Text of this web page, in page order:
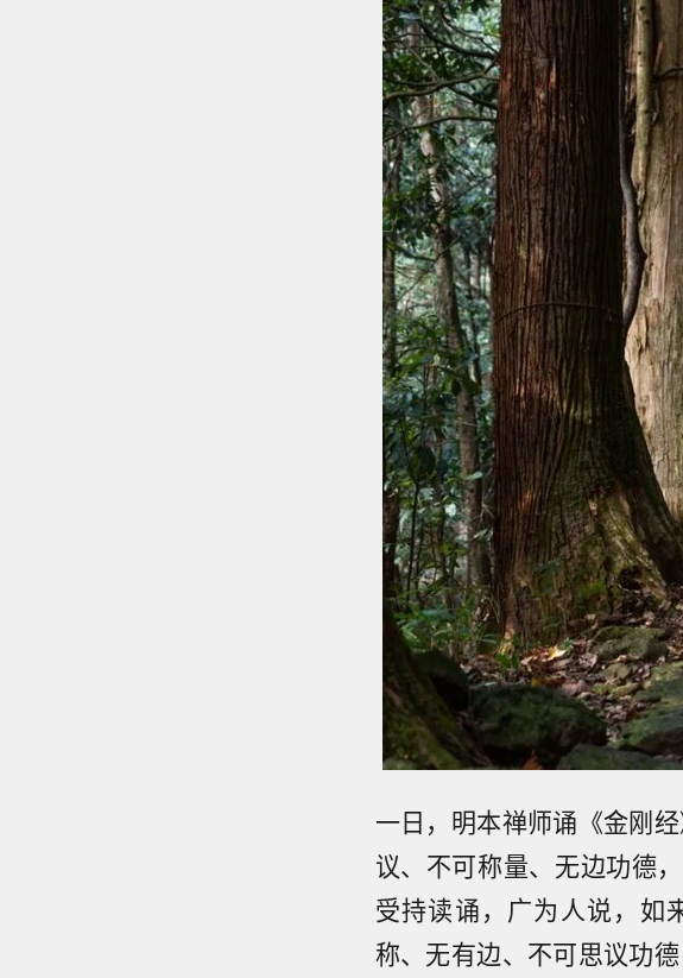
一日，明本禅师诵《金刚
议、不可称量、无边功德
受持读诵，广为人说，如
称、无有边、不可思议功